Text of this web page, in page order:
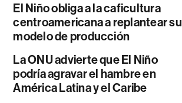
El Niño obliga a la caficultura
centroamericana a replantear su
modelo de producción
La ONU advierte que El Niño
podría agravar el hambre en
América Latina y el Caribe